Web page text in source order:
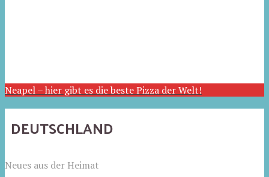
Neapel – hier gibt es die beste Pizza der Welt!
DEUTSCHLAND
Neues aus der Heimat